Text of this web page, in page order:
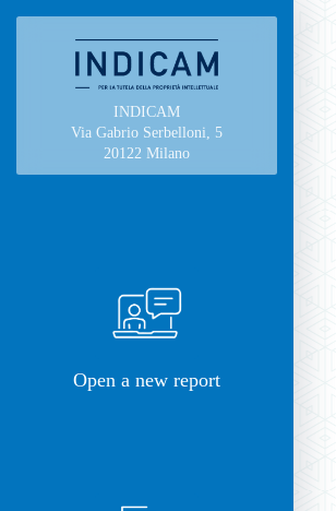
INDICAM
Via Gabrio Serbelloni, 5
20122 Milano
Open a new report